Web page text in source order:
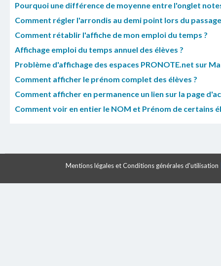
Pourquoi une différence de moyenne entre l'onglet
Comment régler l'arrondis au demi point lors du
Comment rétablir l'affiche de mon emploi du temps ?
Affichage emploi du temps annuel des élèves ?
Problème d'affichage des espaces PRONOTE.net sur
Comment afficher le prénom complet des élèves ?
Comment afficher en permanence un lien sur la page
Comment voir en entier le NOM et Prénom de certains
Mentions légales et Conditions générales d'utilisation